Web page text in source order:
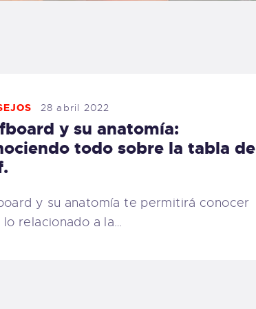
CARRITO
FAMILY
28 abril 2022
y su anatomía:
todo sobre la tabla de
y su anatomía te permitirá conocer
relacionado a la…